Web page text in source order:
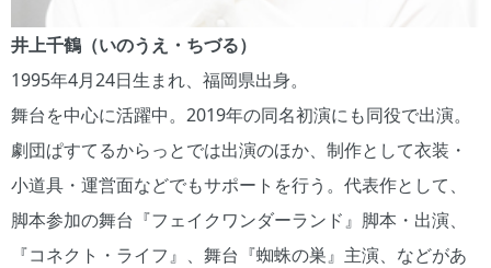
井上千鶴（いのうえ・ちづる）
1995年4月24日生まれ、福岡県出身。
舞台を中心に活躍中。2019年の同名初演にも同役で出演。
劇団ぱすてるからっとでは出演のほか、制作として衣装・
小道具・運営面などでもサポートを行う。代表作として、
脚本参加の舞台『フェイクワンダーランド』脚本・出演、
『コネクト・ライフ』、舞台『蜘蛛の巣』主演、などがあ